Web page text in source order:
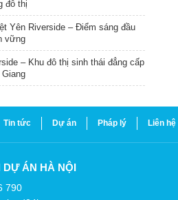
đô thị
Yên Riverside – Điểm sáng đầu
vững
– Khu đô thị sinh thái đẳng cấp
Tin tức Dự án Pháp lý Liên hệ
DỰ ÁN HÀ NỘI
790